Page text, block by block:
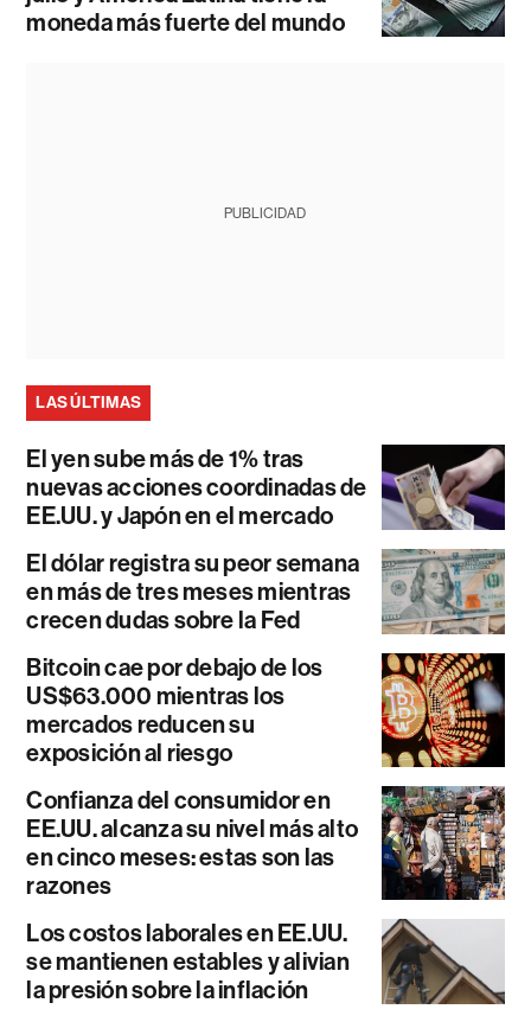
moneda más fuerte del mundo
PUBLICIDAD
LAS ÚLTIMAS
El yen sube más de 1% tras
nuevas acciones coordinadas de
EE.UU. y Japón en el mercado
El dólar registra su peor semana
en más de tres meses mientras
crecen dudas sobre la Fed
Bitcoin cae por debajo de los
US$63.000 mientras los
mercados reducen su
exposición al riesgo
Confianza del consumidor en
EE.UU. alcanza su nivel más alto
en cinco meses: estas son las
razones
Los costos laborales en EE.UU.
se mantienen estables y alivian
la presión sobre la inflación